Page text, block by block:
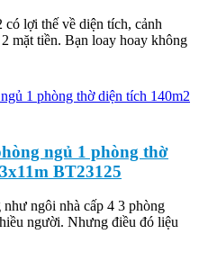
lợi thế về diện tích, cảnh
mặt tiền. Bạn loay hoay không
ngủ 1 phòng thờ
BT23125
ngôi nhà cấp 4 3 phòng
người. Nhưng điều đó liệu